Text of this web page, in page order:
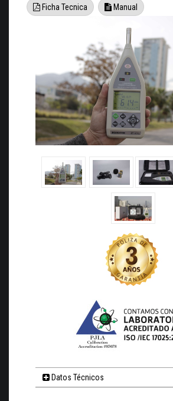
Ficha Tecnica Manual
Datos Técnicos